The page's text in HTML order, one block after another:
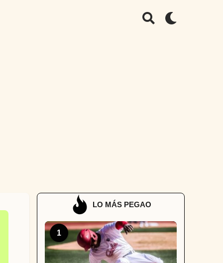
LO MÁS PEGAO
1